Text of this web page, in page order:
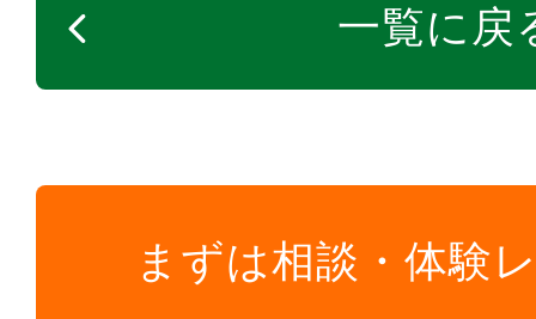
一覧に戻
まずは相談・体験